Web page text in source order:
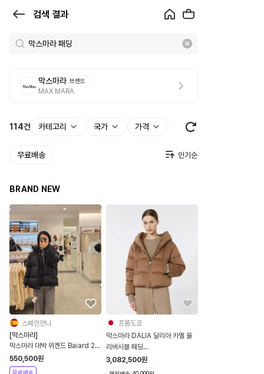
검색 결과
로
막스마라 브랜드
MAX MARA
114건 카테고리 국가 가격
무료배송
BRAND NEW
스페인언니
[막스마라]
막스마라 대박 위켄드 Baiard 2
in 1 패딩 블랙 조끼로 활용가능
550,500원
무료배송
프롬도쿄
막스마라 DALIA 달리아 카멜 울
리버시블 패딩
9486145506042
3,082,500원